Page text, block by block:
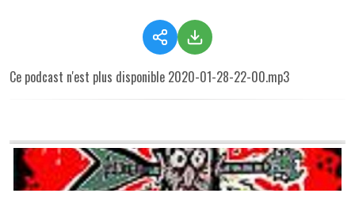
Ce podcast n'est plus disponible 2020-01-28-22-00.mp3